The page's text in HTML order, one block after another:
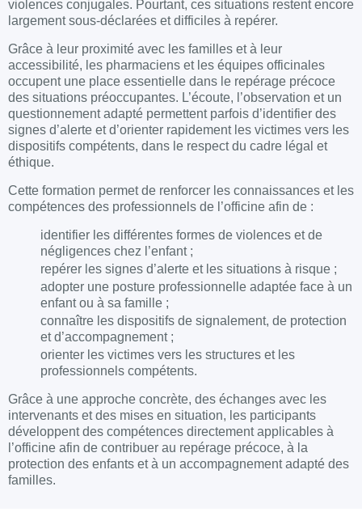
violences conjugales. Pourtant, ces situations restent encore
largement sous-déclarées et difficiles à repérer.
Grâce à leur proximité avec les familles et à leur
accessibilité, les pharmaciens et les équipes officinales
occupent une place essentielle dans le repérage précoce
des situations préoccupantes. L’écoute, l’observation et un
questionnement adapté permettent parfois d’identifier des
signes d’alerte et d’orienter rapidement les victimes vers les
dispositifs compétents, dans le respect du cadre légal et
éthique.
Cette formation permet de renforcer les connaissances et les
compétences des professionnels de l’officine afin de :
identifier les différentes formes de violences et de
négligences chez l’enfant ;
repérer les signes d’alerte et les situations à risque ;
adopter une posture professionnelle adaptée face à un
enfant ou à sa famille ;
connaître les dispositifs de signalement, de protection
et d’accompagnement ;
orienter les victimes vers les structures et les
professionnels compétents.
Grâce à une approche concrète, des échanges avec les
intervenants et des mises en situation, les participants
développent des compétences directement applicables à
l’officine afin de contribuer au repérage précoce, à la
protection des enfants et à un accompagnement adapté des
familles.